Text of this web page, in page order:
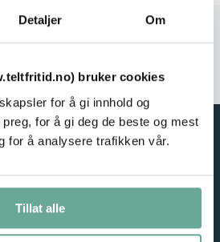
Detaljer Om
bruker cookies
for å gi innhold og
for å gi deg de beste og mest
for å analysere trafikken vår.
Tillat alle
Høy kvalitet